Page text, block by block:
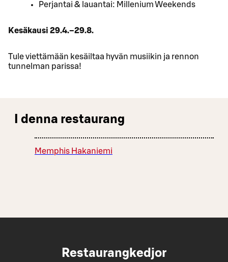
Perjantai & lauantai: Millenium Weekends
Kesäkausi 29.4.–29.8.
Tule viettämään kesäiltaa hyvän musiikin ja rennon
tunnelman parissa!
I denna restaurang
Memphis Hakaniemi
Restaurangkedjor